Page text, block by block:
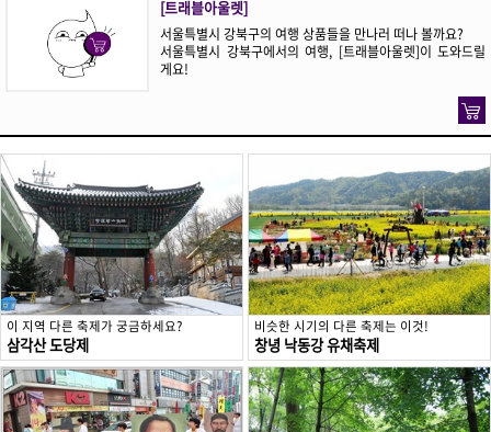
[트래블아울렛]
서울특별시 강북구의 여행 상품들을 만나러 떠나 볼까요?
서울특별시 강북구에서의 여행, [트래블아울렛]이 도와드릴
게요!
이 지역 다른 축제가 궁금하세요?
삼각산 도당제
비슷한 시기의 다른 축제는 이것!
창녕 낙동강 유채축제